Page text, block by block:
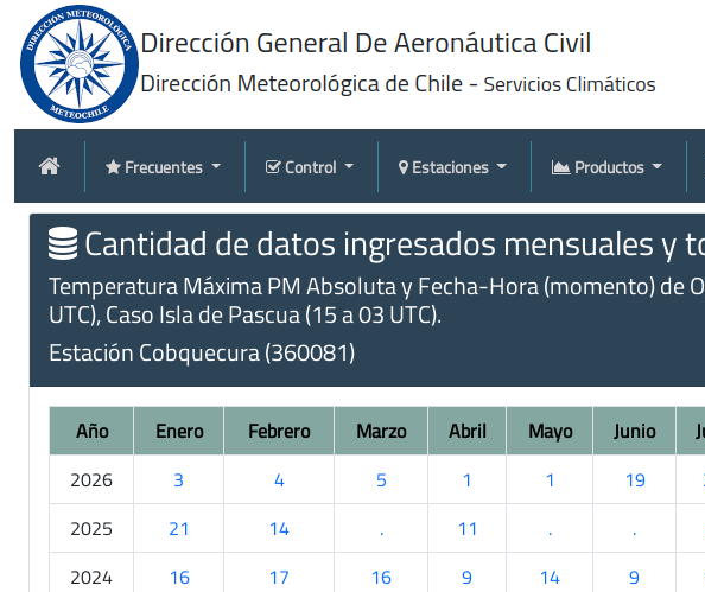
Frecuentes Control Estaciones Productos
Cantidad de datos ingresados mensuales y
Temperatura Máxima PM Absoluta y Fecha-Hora (momento) de
UTC), Caso Isla de Pascua (15 a 03 UTC).
Estación Cobquecura (360081)
Año Enero Febrero Marzo Abril Mayo Junio
2026
3 4 5 1 1 19
2025
21 14 . 11 . .
2024
16 17 16 9 14 9